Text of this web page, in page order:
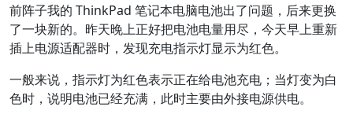
前阵子我的 ThinkPad 笔记本电脑电池出了问题，后来更换
了一块新的。昨天晚上正好把电池电量用尽，今天早上重新
插上电源适配器时，发现充电指示灯显示为红色。
一般来说，指示灯为红色表示正在给电池充电；当灯变为白
色时，说明电池已经充满，此时主要由外接电源供电。